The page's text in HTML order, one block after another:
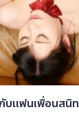
บแฟนเพื่อนสนิท